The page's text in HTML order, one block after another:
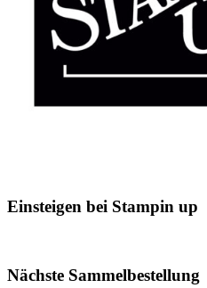
Einsteigen bei Stampin up
Nächste Sammelbestellung